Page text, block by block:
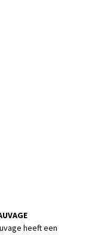
heeft een